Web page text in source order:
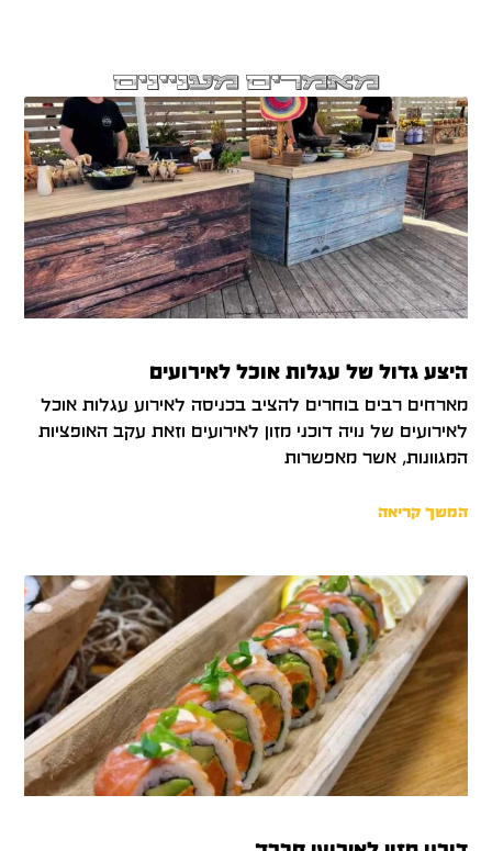
מאמרים מעניינים
היצע גדול של עגלות אוכל לאירועים
מארחים רבים בוחרים להציב בכניסה לאירוע עגלות אוכל
לאירועים של נויה דוכני מזון לאירועים וזאת עקב האופציות
המגוונות, אשר מאפשרות
המשך קריאה